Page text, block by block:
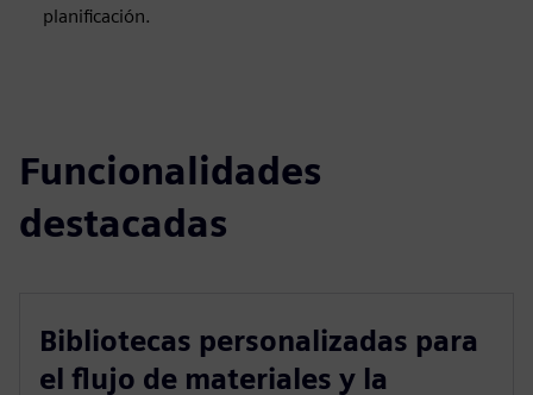
planificación.
Funcionalidades
destacadas
Bibliotecas personalizadas para
el flujo de materiales y la